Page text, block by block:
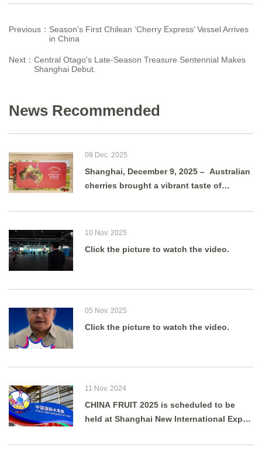
Previous： Season’s First Chilean ‘Cherry Express’ Vessel Arrives
in China
Next： Central Otago's Late-Season Treasure Sentennial Makes
Shanghai Debut.
News Recommended
09 Dec. 2025
Shanghai, December 9, 2025 – Australian
cherries brought a vibrant taste of
10 Nov. 2025
Click the picture to watch the video.
05 Nov. 2025
Click the picture to watch the video.
11 Nov. 2024
CHINA FRUIT 2025 is scheduled to be
held at Shanghai New International Expo